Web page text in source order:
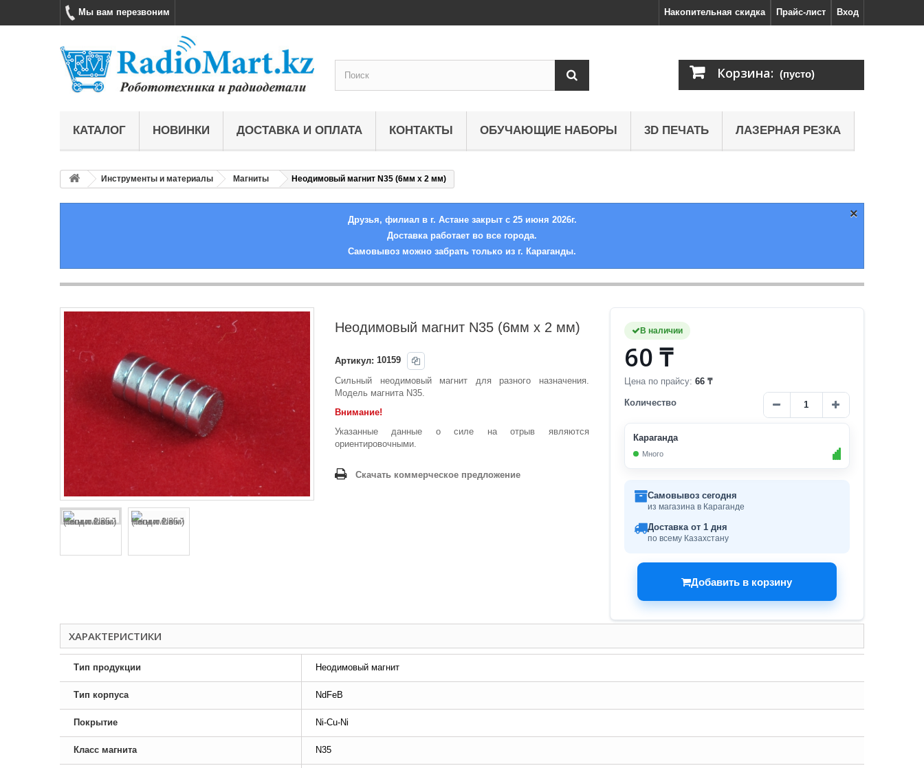
Вход
Прайс-лист
Накопительная скидка
Мы вам перезвоним
Корзина: (пусто)
КАТАЛОГ НОВИНКИ ДОСТАВКА И ОПЛАТА КОНТАКТЫ ОБУЧАЮЩИЕ НАБОРЫ 3D ПЕЧАТЬ ЛАЗЕРНАЯ РЕЗКА
Инструменты и материалы Магниты Неодимовый магнит N35 (6мм х 2 мм)
×
Друзья, филиал в г. Астане закрыт с 25 июня 2026г.
Доставка работает во все города.
Самовывоз можно забрать только из г. Караганды.
Неодимовый магнит N35 (6мм х 2 мм)
Артикул: 10159
Сильный неодимовый магнит для разного назначения.
Модель магнита N35.
Внимание!
Указанные данные о силе на отрыв являются
ориентировочными.
Скачать коммерческое предложение
В наличии
60 ₸
Цена по прайсу: 66 ₸
Количество
Караганда
Много
Самовывоз сегодня
из магазина в Караганде
Доставка от 1 дня
по всему Казахстану
Добавить в корзину
ХАРАКТЕРИСТИКИ
Тип продукции Неодимовый магнит
Тип корпуса NdFeB
Покрытие Ni-Cu-Ni
Класс магнита N35